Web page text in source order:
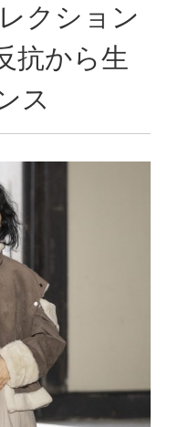
クション
抗から生
ス